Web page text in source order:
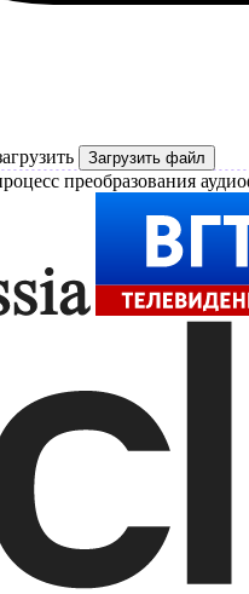
Загрузить файл
преобразования